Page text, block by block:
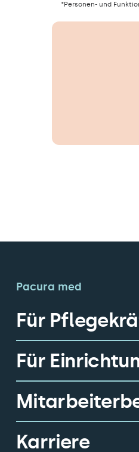
*Personen- und
Pacura med
Für
Für
Karriere